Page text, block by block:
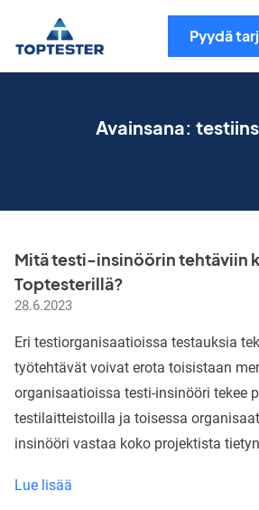
sisältöön
Pyydä
Avainsana:
Mitä testi-insinöörin tehtäviin
Toptesterillä?
28.6.2023
Eri testiorganisaatioissa testauksia
työtehtävät voivat erota toisistaan
organisaatioissa testi-insinööri tekee
testilaitteistoilla ja toisessa
insinööri vastaa koko projektista
Lue lisää